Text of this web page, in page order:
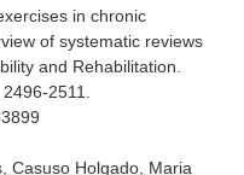
in chronic
of systematic reviews
and Rehabilitation
2511.
Casuso Holgado, Maria